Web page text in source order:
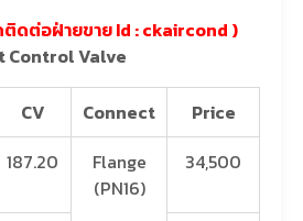
ดต่อฝ่ายขาย Id : ckaircond )
Control Valve
CV Connect
Price
187.20
Flange
(PN16)
34,500